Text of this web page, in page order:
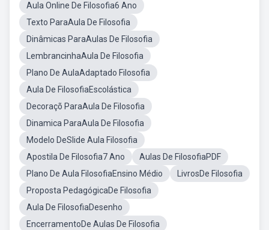
Aula Online De Filosofia6 Ano
Texto ParaAula De Filosofia
Dinâmicas ParaAulas De Filosofia
LembrancinhaAula De Filosofia
Plano De AulaAdaptado Filosofia
Aula De FilosofiaEscolástica
Decoraçõ ParaAula De Filosofia
Dinamica ParaAula De Filosofia
Modelo DeSlide Aula Filosofia
Apostila De Filosofia7 Ano
Aulas De FilosofiaPDF
Plano De Aula FilosofiaEnsino Médio
LivrosDe Filosofia
Proposta PedagógicaDe Filosofia
Aula De FilosofiaDesenho
EncerramentoDe Aulas De Filosofia